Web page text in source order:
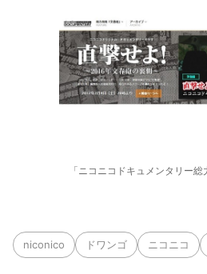
「ニコニコドキュメンタリー総
niconico ドワンゴ ニコニコ